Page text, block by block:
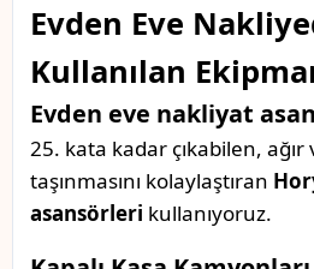
Evden Eve
Kullanılan
Evden eve nakliyat
25. kata kadar çıkabilen,
taşınmasını kolaylaştıran
asansörleri kullanıyoruz.